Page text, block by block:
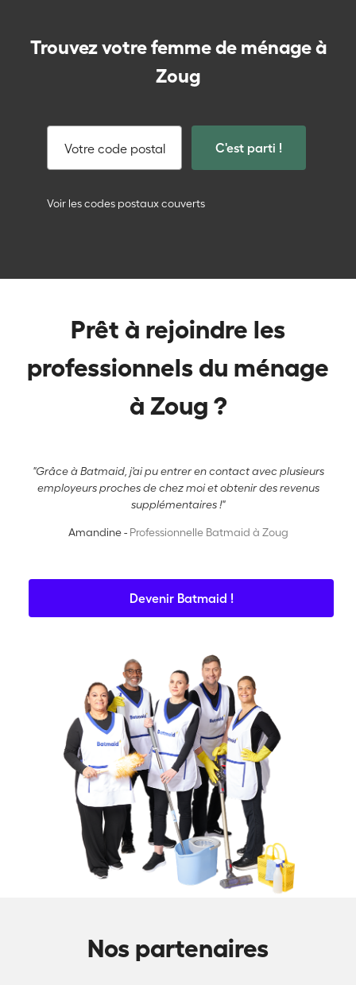
Trouvez votre femme de ménage à
Zoug
Votre code postal C'est parti !
Voir les codes postaux couverts
Prêt à rejoindre les
professionnels du ménage
à Zoug ?
"Grâce à Batmaid, j'ai pu entrer en contact avec plusieurs
employeurs proches de chez moi et obtenir des revenus
supplémentaires !"
Amandine - Professionnelle Batmaid à Zoug
Devenir Batmaid !
Nos partenaires